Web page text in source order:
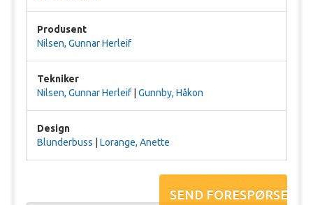
Produsent
Nilsen, Gunnar Herleif
Tekniker
Nilsen, Gunnar Herleif
Gunnby, Håkon
Design
Blunderbuss
Lorange, Anette